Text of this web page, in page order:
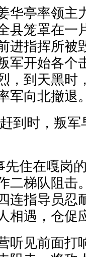
华亭率领主
县笼罩在一
进指挥所被
军开始各个
，到天黑时
军向北撤退
到时，叛
住在嘎岗
二梯队阻击
连指导员忍
相遇，仓促
听见前面打